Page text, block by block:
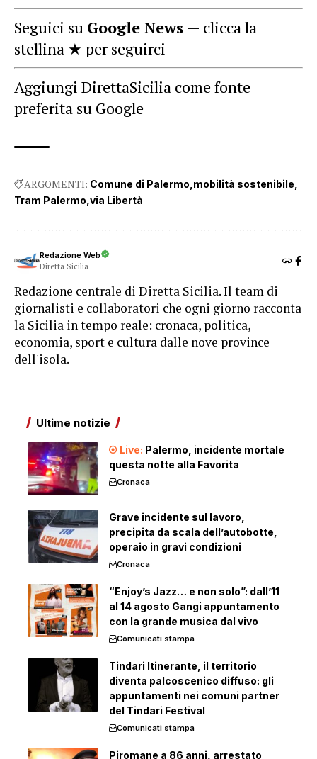
Seguici su Google News — clicca la
stellina ★ per seguirci
Aggiungi DirettaSicilia come fonte
preferita su Google
ARGOMENTI: Comune di Palermo mobilità sostenibile
Tram Palermo via Libertà
Redazione Web
Diretta Sicilia
Redazione centrale di Diretta Sicilia. Il team di
giornalisti e collaboratori che ogni giorno racconta
la Sicilia in tempo reale: cronaca, politica,
economia, sport e cultura dalle nove province
dell'isola.
Ultime notizie
Palermo, incidente mortale
questa notte alla Favorita
Cronaca
Grave incidente sul lavoro,
precipita da scala dell’autobotte,
operaio in gravi condizioni
Cronaca
“Enjoy’s Jazz… e non solo”: dall’11
al 14 agosto Gangi appuntamento
con la grande musica dal vivo
Comunicati stampa
Tindari Itinerante, il territorio
diventa palcoscenico diffuso: gli
appuntamenti nei comuni partner
del Tindari Festival
Comunicati stampa
Piromane a 86 anni, arrestato